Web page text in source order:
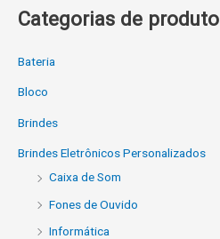
Categorias de produto
Bateria
Bloco
Brindes
Brindes Eletrônicos Personalizados
Caixa de Som
Fones de Ouvido
Informática